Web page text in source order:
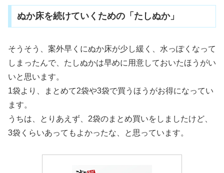
ぬか床を続けていくための「たしぬか」
そうそう、案外早くにぬか床が少し緩く、水っぽくなって
しまったんで、たしぬかは早めに用意しておいたほうがい
いと思います。
1袋より、まとめて2袋や3袋で買うほうがお得になってい
ます。
うちは、とりあえず、2袋のまとめ買いをしましたけど、
3袋くらいあってもよかったな、と思っています。